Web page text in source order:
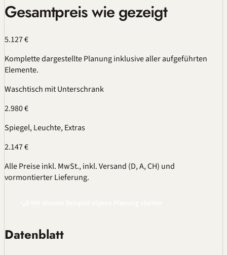
Gesamtpreis wie gezeigt
5.127 €
Komplette dargestellte Planung inklusive aller aufgeführten
Elemente.
Waschtisch mit Unterschrank
2.980 €
Spiegel, Leuchte, Extras
2.147 €
Alle Preise inkl. MwSt., inkl. Versand (D, A, CH) und
vormontierter Lieferung.
Datenblatt